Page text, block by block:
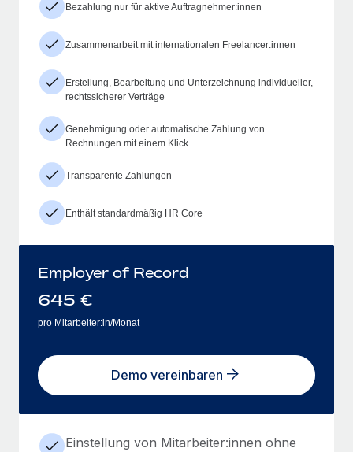
Bezahlung nur für aktive Auftragnehmer:innen
Zusammenarbeit mit internationalen Freelancer:innen
Erstellung, Bearbeitung und Unterzeichnung individueller,
rechtssicherer Verträge
Genehmigung oder automatische Zahlung von
Rechnungen mit einem Klick
Transparente Zahlungen
Enthält standardmäßig HR Core
Employer of Record
645 €
pro Mitarbeiter:in/Monat
Demo vereinbaren
Einstellung von Mitarbeiter:innen ohne